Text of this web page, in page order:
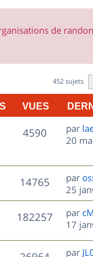
de
452 sujets
VUES
4590V
e
s
D
e
n
i
e
r
m
e
s
par
20
14765V
u
e
D
e
r
n
i
e
r
par
25
182257V
u
D
e
n
par
17
D
par